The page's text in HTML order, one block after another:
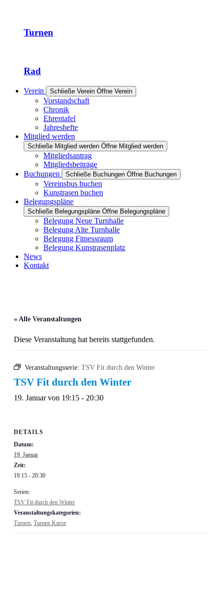
Turnen
Rad
Verein Schließe Verein Öffne Verein
Vorstandschaft
Chronik
Ehrentafel
Jahreshefte
Mitglied werden
Schließe Mitglied werden Öffne Mitglied werden
Mitgliedsantrag
Mitgliedsbeiträge
Buchungen
Schließe Buchungen Öffne Buchungen
Vereinsbus buchen
Kunstrasen buchen
Belegungspläne
Schließe Belegungspläne Öffne Belegungspläne
Belegung Neue Turnhalle
Belegung Alte Turnhalle
Belegung Fitnessraum
Belegung Kunstrasenplatz
News
Kontakt
« Alle Veranstaltungen
Diese Veranstaltung hat bereits stattgefunden.
Veranstaltungsserie: TSV Fit durch den Winter
TSV Fit durch den Winter
19. Januar von 19:15 - 20:30
DETAILS
Datum:
19. Januar
Zeit:
19:15 - 20:30
Serien:
TSV Fit durch den Winter
Veranstaltungskategorien:
Turnen, Turnen Kurse